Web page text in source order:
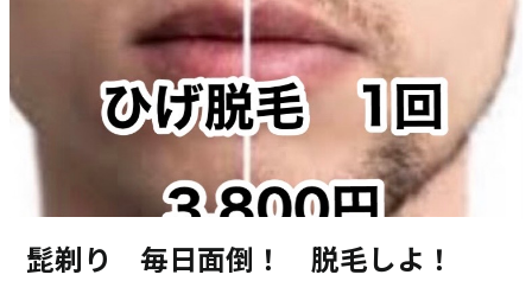
髭剃り 毎日面倒！ 脱毛しよ！